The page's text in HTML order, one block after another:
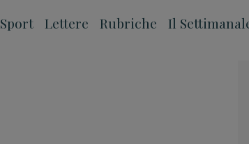
Sport Lettere Rubriche Il